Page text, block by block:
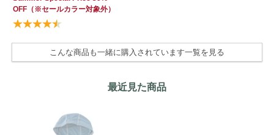
OFF（※セールカラー対象外）
こんな商品も一緒に購入されています一覧を見る
最近見た商品